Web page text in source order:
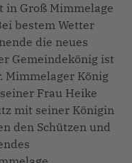
in Groß Mimmelage
bestem Wetter
die neues
Gemeindekönig ist
Mimmelager König
Frau Heike
mit seiner Königin
den Schützen und